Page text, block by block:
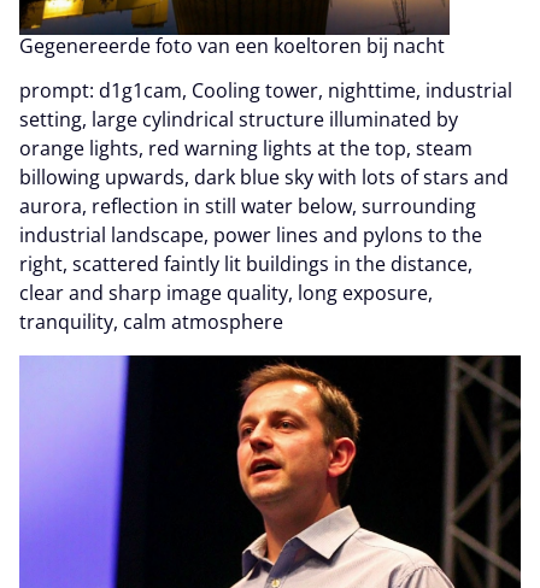
Gegenereerde foto van een koeltoren bij nacht
prompt: d1g1cam, Cooling tower, nighttime, industrial
setting, large cylindrical structure illuminated by
orange lights, red warning lights at the top, steam
billowing upwards, dark blue sky with lots of stars and
aurora, reflection in still water below, surrounding
industrial landscape, power lines and pylons to the
right, scattered faintly lit buildings in the distance,
clear and sharp image quality, long exposure,
tranquility, calm atmosphere